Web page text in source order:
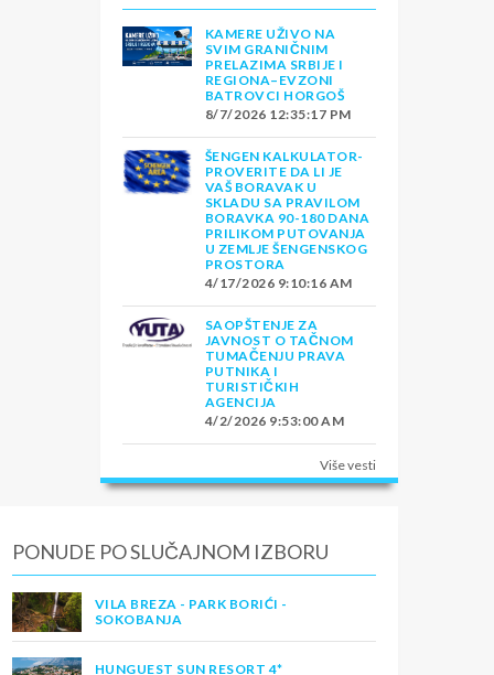
KAMERE UŽIVO NA
SVIM GRANIČNIM
PRELAZIMA SRBIJE I
REGIONA–EVZONI
BATROVCI HORGOŠ
8/7/2026 12:35:17 PM
ŠENGEN KALKULATOR-
PROVERITE DA LI JE
VAŠ BORAVAK U
SKLADU SA PRAVILOM
BORAVKA 90-180 DANA
PRILIKOM PUTOVANJA
U ZEMLJE ŠENGENSKOG
PROSTORA
4/17/2026 9:10:16 AM
SAOPŠTENJE ZA
JAVNOST O TAČNOM
TUMAČENJU PRAVA
PUTNIKA I
TURISTIČKIH
AGENCIJA
4/2/2026 9:53:00 AM
Više vesti
PONUDE PO SLUČAJNOM IZBORU
VILA BREZA - PARK BORIĆI -
SOKOBANJA
HUNGUEST SUN RESORT 4*